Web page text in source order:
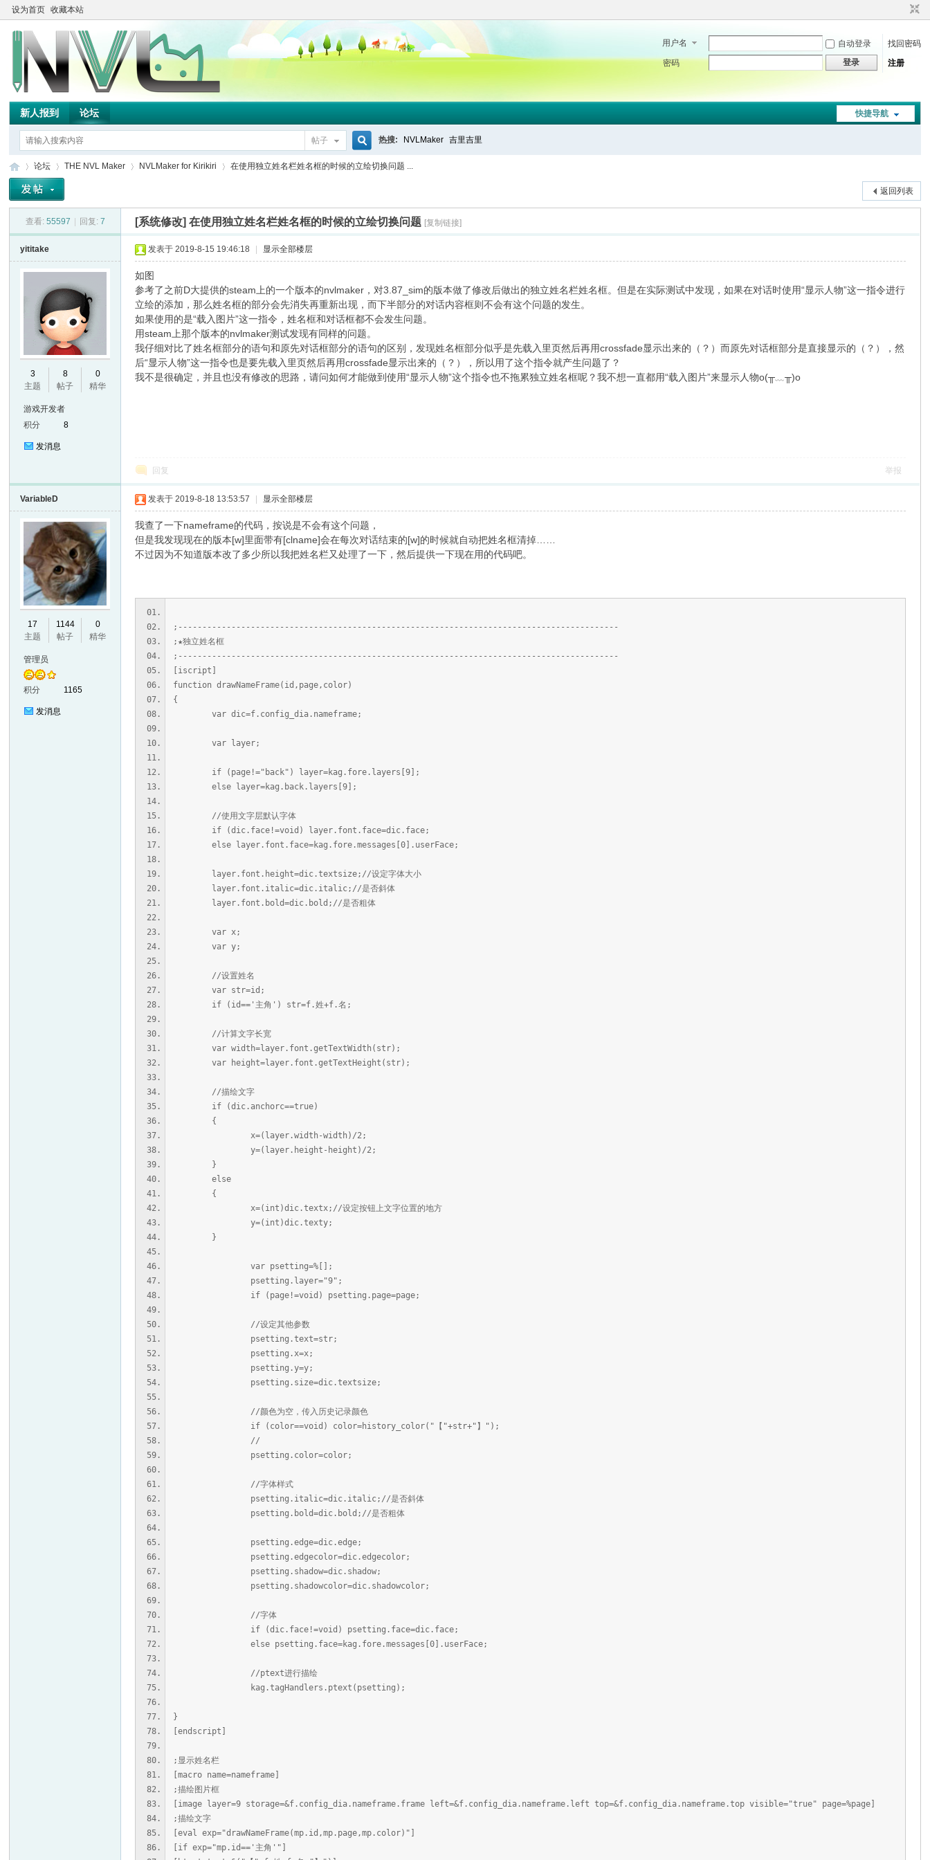
设为首页 收藏本站
用户名 自动登录
找回密码
密码
登录 注册
快捷导航
新人报到 论坛
帖子
搜
索
热搜: NVLMaker 吉里吉里
论坛
›
THE NVL Maker NVLMaker for Kirikiri
›
在使用独立姓名栏姓名框的时候的立绘切换问题 ...
返回列表
查看: 55597 回复: 7 [系统修改]在使用独立姓名栏姓名框的时候的立绘切换问题 [复制链接]
yititake
3
主题
8
帖子
0
精华
游戏开发者
积分
8
发消息
发表于 2019-8-15 19:46:18 显示全部楼层
如图
参考了之前D大提供的steam上的一个版本的nvlmaker，对3.87_sim的版本做了修改后做出的独立姓名栏姓名框。但是在实际测试中发现，如果在对话时使用“显示人物”这一指令进行
立绘的添加，那么姓名框的部分会先消失再重新出现，而下半部分的对话内容框则不会有这个问题的发生。
如果使用的是“载入图片”这一指令，姓名框和对话框都不会发生问题。
用steam上那个版本的nvlmaker测试发现有同样的问题。
我仔细对比了姓名框部分的语句和原先对话框部分的语句的区别，发现姓名框部分似乎是先载入里页然后再用crossfade显示出来的（？）而原先对话框部分是直接显示的（？），然
后“显示人物”这一指令也是要先载入里页然后再用crossfade显示出来的（？），所以用了这个指令就产生问题了？
我不是很确定，并且也没有修改的思路，请问如何才能做到使用“显示人物”这个指令也不拖累独立姓名框呢？我不想一直都用“载入图片”来显示人物o(╥﹏╥)o
回复 举报
VariableD
17
主题
1144
帖子
0
精华
管理员
积分 1165
发消息
发表于 2019-8-18 13:53:57 显示全部楼层
我查了一下nameframe的代码，按说是不会有这个问题，
但是我发现现在的版本[w]里面带有[clname]会在每次对话结束的[w]的时候就自动把姓名框清掉……
不过因为不知道版本改了多少所以我把姓名栏又处理了一下，然后提供一下现在用的代码吧。
;-------------------------------------------------------------------------------------------
;★独立姓名框
;-------------------------------------------------------------------------------------------
[iscript]
function drawNameFrame(id,page,color)
{
var dic=f.config_dia.nameframe;
var layer;
if (page!="back") layer=kag.fore.layers[9];
else layer=kag.back.layers[9];
//使用文字层默认字体
if (dic.face!=void) layer.font.face=dic.face;
else layer.font.face=kag.fore.messages[0].userFace;
layer.font.height=dic.textsize;//设定字体大小
layer.font.italic=dic.italic;//是否斜体
layer.font.bold=dic.bold;//是否粗体
var x;
var y;
//设置姓名
var str=id;
if (id=='主角') str=f.姓+f.名;
//计算文字长宽
var width=layer.font.getTextWidth(str);
var height=layer.font.getTextHeight(str);
//描绘文字
if (dic.anchorc==true)
{
x=(layer.width-width)/2;
y=(layer.height-height)/2;
}
else
{
x=(int)dic.textx;//设定按钮上文字位置的地方
y=(int)dic.texty;
}
var psetting=%[];
psetting.layer="9";
if (page!=void) psetting.page=page;
//设定其他参数
psetting.text=str;
psetting.x=x;
psetting.y=y;
psetting.size=dic.textsize;
//颜色为空，传入历史记录颜色
if (color==void) color=history_color("【"+str+"】");
//
psetting.color=color;
//字体样式
psetting.italic=dic.italic;//是否斜体
psetting.bold=dic.bold;//是否粗体
psetting.edge=dic.edge;
psetting.edgecolor=dic.edgecolor;
psetting.shadow=dic.shadow;
psetting.shadowcolor=dic.shadowcolor;
//字体
if (dic.face!=void) psetting.face=dic.face;
else psetting.face=kag.fore.messages[0].userFace;
//ptext进行描绘
kag.tagHandlers.ptext(psetting);
}
[endscript]
;显示姓名栏
[macro name=nameframe]
;描绘图片框
[image layer=9 storage=&f.config_dia.nameframe.frame left=&f.config_dia.nameframe.left top=&f.config_dia.nameframe.top visible="true" page=%page]
;描绘文字
[eval exp="drawNameFrame(mp.id,mp.page,mp.color)"]
[if exp="mp.id=='主角'"]